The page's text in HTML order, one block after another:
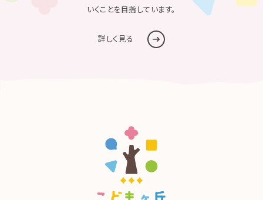
いくことを目指しています。
詳しく見る